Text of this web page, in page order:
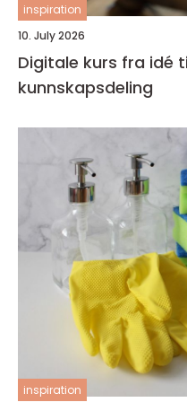
inspiration
10. July 2026
Digitale kurs fra idé til lønnsom
kunnskapsdeling
inspiration